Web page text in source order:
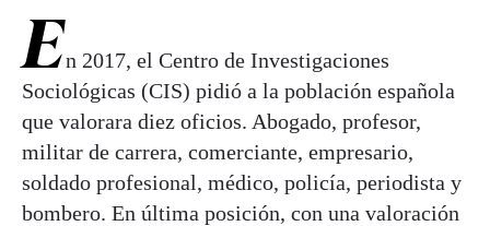
En 2017, el Centro de Investigaciones
Sociológicas (CIS) pidió a la población española
que valorara diez oficios. Abogado, profesor,
militar de carrera, comerciante, empresario,
soldado profesional, médico, policía, periodista y
bombero. En última posición, con una valoración